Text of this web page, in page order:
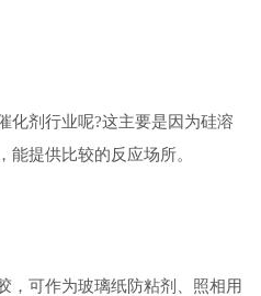
剂行业呢?这主要是因为硅溶
能提供比较的反应场所。
可作为玻璃纸防粘剂、照相用